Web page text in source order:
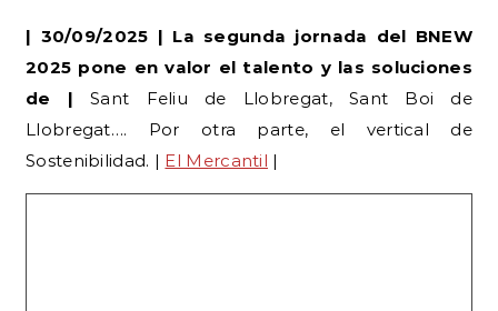
Llobregat…. Por otra parte, el vertical de
Sostenibilidad. | El Mercantil|
La segunda jornada del BNEW 2025